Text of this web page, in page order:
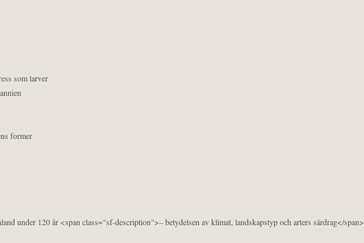
som larver
former
under 120 år <span class="sf-description">– betydelsen av klimat, landskapstyp och arters särdrag</span>